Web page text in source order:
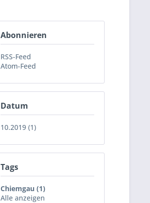
Abonnieren
RSS-Feed
Atom-Feed
Datum
10.2019 (1)
Tags
Chiemgau (1)
Alle anzeigen